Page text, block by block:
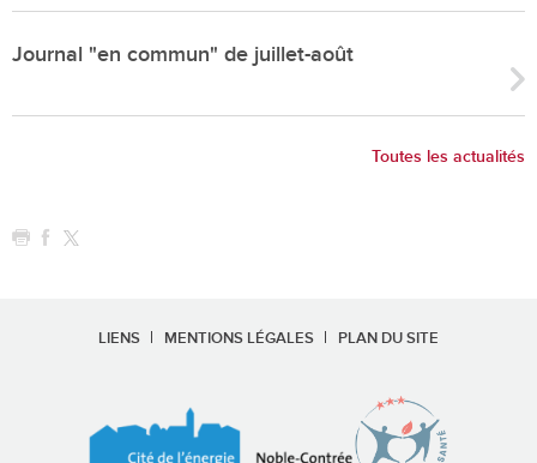
Journal "en commun" de juillet-août
Toutes les actualités
LIENS MENTIONS LÉGALES PLAN DU SITE